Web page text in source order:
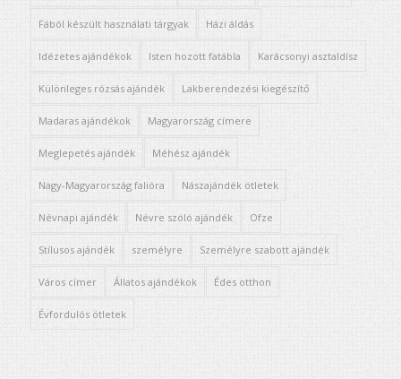
Fából készült használati tárgyak Házi áldás
Idézetes ajándékok Isten hozott fatábla Karácsonyi asztaldísz
Különleges rózsás ajándék Lakberendezési kiegészítő
Madaras ajándékok Magyarország címere
Meglepetés ajándék Méhész ajándék
Nagy-Magyarország falióra Nászajándék ötletek
Névnapi ajándék Névre szóló ajándék Ofze
Stílusos ajándék személyre Személyre szabott ajándék
Város címer Állatos ajándékok Édes otthon
Évfordulós ötletek